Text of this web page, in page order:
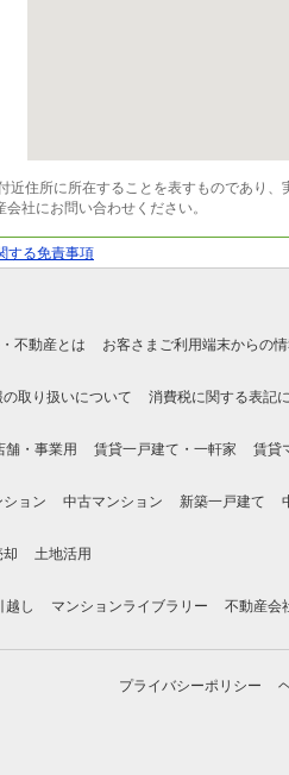
住所に所在することを表すものであり
社にお問い合わせください。
する免責事項
不動産とは お客さまご利用端末からの
取り扱いについて 消費税に関する表記
舗・事業用 賃貸一戸建て・一軒家 賃貸
ション 中古マンション 新築一戸建て
却 土地活用
越し マンションライブラリー 不動産会
プライバシーポリシー